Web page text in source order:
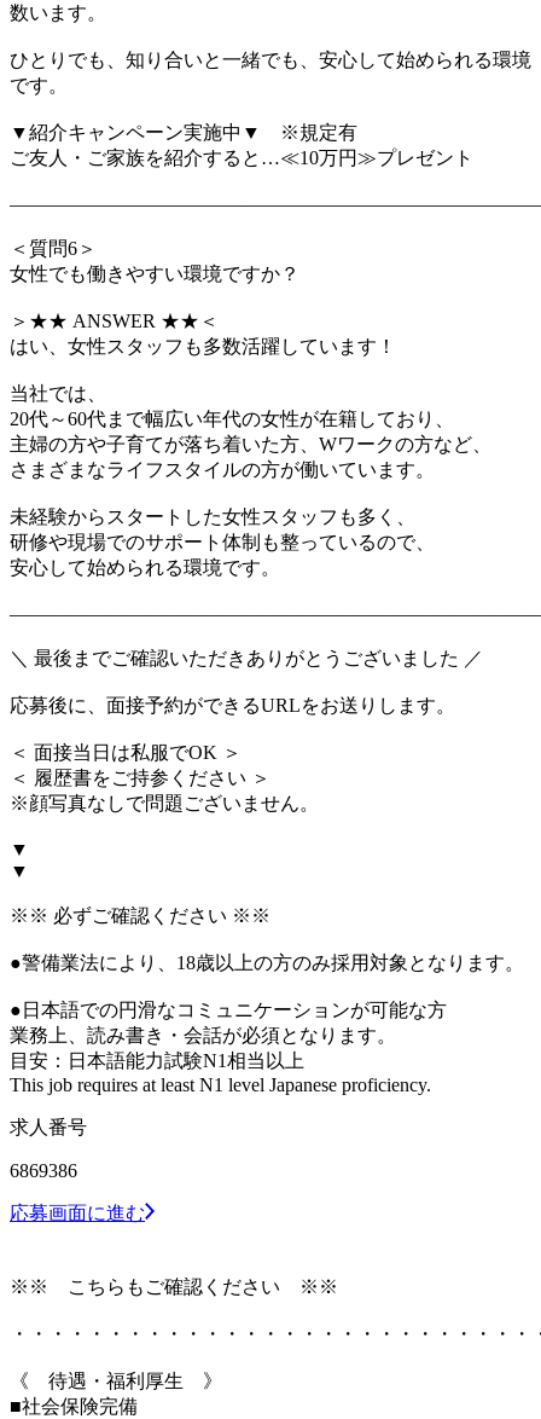
数います。
ひとりでも、知り合いと一緒でも、安心して始められる環境
です。
▼紹介キャンペーン実施中▼ ※規定有
ご友人・ご家族を紹介すると…≪10万円≫プレゼント
＜質問6＞
女性でも働きやすい環境ですか？
＞★★ ANSWER ★★＜
はい、女性スタッフも多数活躍しています！
当社では、
20代～60代まで幅広い年代の女性が在籍しており、
主婦の方や子育てが落ち着いた方、Wワークの方など、
さまざまなライフスタイルの方が働いています。
未経験からスタートした女性スタッフも多く、
研修や現場でのサポート体制も整っているので、
安心して始められる環境です。
＼ 最後までご確認いただきありがとうございました ／
応募後に、面接予約ができるURLをお送りします。
＜ 面接当日は私服でOK ＞
＜ 履歴書をご持参ください ＞
※顔写真なしで問題ございません。
▼
▼
※※ 必ずご確認ください ※※
●警備業法により、18歳以上の方のみ採用対象となります。
●日本語での円滑なコミュニケーションが可能な方
業務上、読み書き・会話が必須となります。
目安：日本語能力試験N1相当以上
This job requires at least N1 level Japanese proficiency.
求人番号
6869386
応募画面に進む
※※ こちらもご確認ください ※※
・・・・・・・・・・・・・・・・・・・・・・・・・・・
《 待遇・福利厚生 》
■社会保険完備